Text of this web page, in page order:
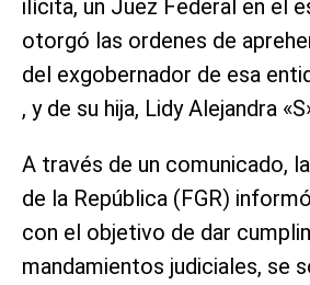
ilícita, un Juez Federal en el
otorgó las ordenes de
del exgobernador de esa
, y de su hija, Lidy Alejandra
A través de un comunicado,
de la República (FGR)
con el objetivo de dar
mandamientos judiciales, se